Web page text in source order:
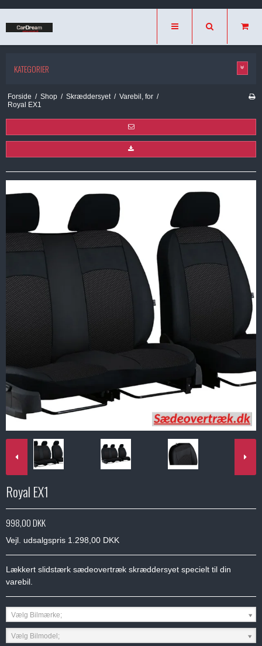
KATEGORIER
Forside / Shop / Skræddersyet / Varebil, for /
Royal EX1
Royal EX1
998,00 DKK
Vejl. udsalgspris 1.298,00 DKK
Lækkert slidstærk sædeovertræk skræddersyet specielt til din
varebil.
Vælg Bilmærke;
Vælg Bilmodel;